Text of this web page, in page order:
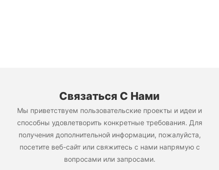
Связаться С Нами
Мы приветствуем пользовательские проекты и идеи и
способны удовлетворить конкретные требования. Для
получения дополнительной информации, пожалуйста,
посетите веб-сайт или свяжитесь с нами напрямую с
вопросами или запросами.